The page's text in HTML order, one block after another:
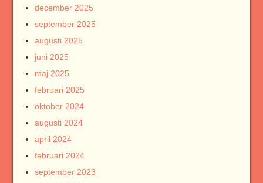
december 2025
september 2025
augusti 2025
juni 2025
maj 2025
februari 2025
oktober 2024
augusti 2024
april 2024
februari 2024
september 2023